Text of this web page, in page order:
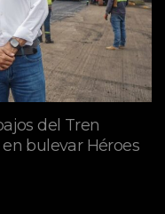
del Tren
bulevar Héroes